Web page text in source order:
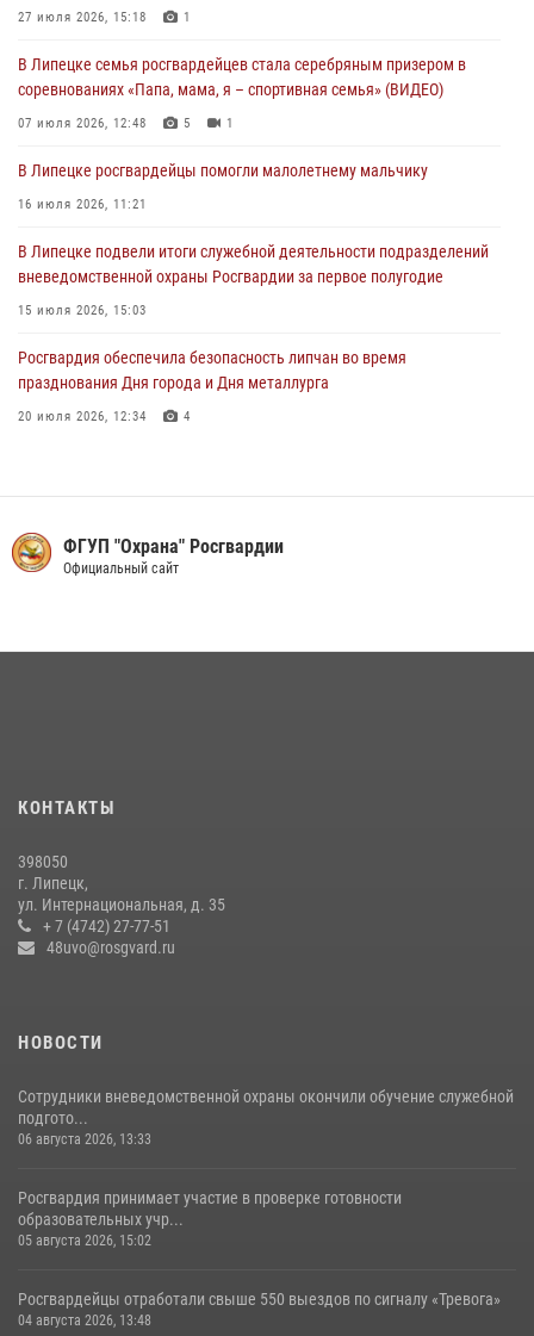
В Управлении Росгвардии по Липецкой области состоялся вечер
29 июля 2026, 15:05 2
В Липецке росгвардейцы посетили богослужение в честь великого
28 июля 2026, 14:46 3
27 июля 2026, 15:18 1
В Липецке семья росгвардейцев стала серебряным призером в
соревнованиях «Папа, мама, я – спортивная семья» (ВИДЕО)
07 июля 2026, 12:48 5 1
В Липецке росгвардейцы помогли малолетнему мальчику
16 июля 2026, 11:21
В Липецке подвели итоги служебной деятельности подразделений
вневедомственной охраны Росгвардии за первое полугодие
15 июля 2026, 15:03
Росгвардия обеспечила безопасность липчан во время
празднования Дня города и Дня металлурга
20 июля 2026, 12:34 4
Росгвардейцы обеспечили безопасность во время празднования
провели акцию «Каникулы с Росгвардией»
ФГУП "Охрана" Росгвардии
Официальный сайт
КОНТАКТЫ
398050
г. Липецк,
ул. Интернациональная, д. 35
+ 7 (4742) 27-77-51
48uvo@rosgvard.ru
НОВОСТИ
Сотрудники вневедомственной охраны окончили обучение служебной
подгото...
06 августа 2026, 13:33
Росгвардия принимает участие в проверке готовности
образовательных учр...
05 августа 2026, 15:02
Росгвардейцы отработали свыше 550 выездов по сигналу «Тревога»
04 августа 2026, 13:48